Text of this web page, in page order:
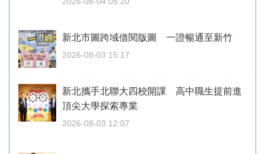
新北市圖跨域借閱版圖 一證暢通至新竹
2026-08-03 15:17
新北攜手北聯大四校開課 高中職生提前進
頂尖大學探索專業
2026-08-03 12:07